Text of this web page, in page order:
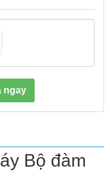
ngay
Bộ đàm